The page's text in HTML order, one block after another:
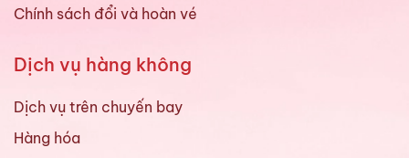
Chính sách đổi và hoàn vé
Dịch vụ hàng không
Dịch vụ trên chuyến bay
Hàng hóa